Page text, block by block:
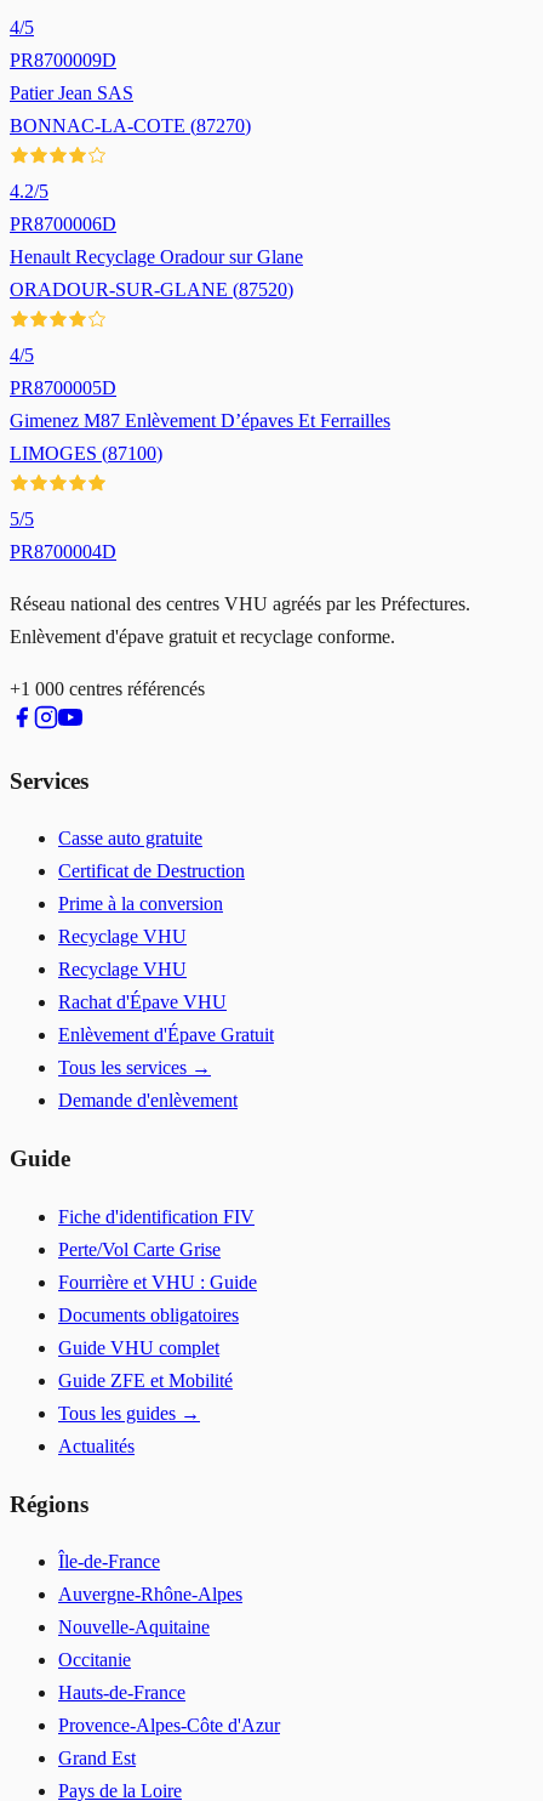
4/5
PR8700009D
Patier Jean SAS
BONNAC-LA-COTE (87270)
4.2/5
PR8700006D
Henault Recyclage Oradour sur Glane
ORADOUR-SUR-GLANE (87520)
4/5
PR8700005D
Gimenez M87 Enlèvement D’épaves Et Ferrailles
LIMOGES (87100)
5/5
PR8700004D
Réseau national des centres VHU agréés par les Préfectures.
Enlèvement d'épave gratuit et recyclage conforme.
+1 000 centres référencés
Services
Casse auto gratuite
Certificat de Destruction
Prime à la conversion
Recyclage VHU
Recyclage VHU
Rachat d'Épave VHU
Enlèvement d'Épave Gratuit
Tous les services →
Demande d'enlèvement
Guide
Fiche d'identification FIV
Perte/Vol Carte Grise
Fourrière et VHU : Guide
Documents obligatoires
Guide VHU complet
Guide ZFE et Mobilité
Tous les guides →
Actualités
Régions
Île-de-France
Auvergne-Rhône-Alpes
Nouvelle-Aquitaine
Occitanie
Hauts-de-France
Provence-Alpes-Côte d'Azur
Grand Est
Pays de la Loire